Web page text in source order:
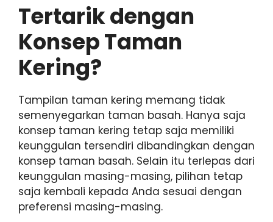
Tertarik dengan
Konsep Taman
Kering?
Tampilan taman kering memang tidak
semenyegarkan taman basah. Hanya saja
konsep taman kering tetap saja memiliki
keunggulan tersendiri dibandingkan dengan
konsep taman basah. Selain itu terlepas dari
keunggulan masing-masing, pilihan tetap
saja kembali kepada Anda sesuai dengan
preferensi masing-masing.